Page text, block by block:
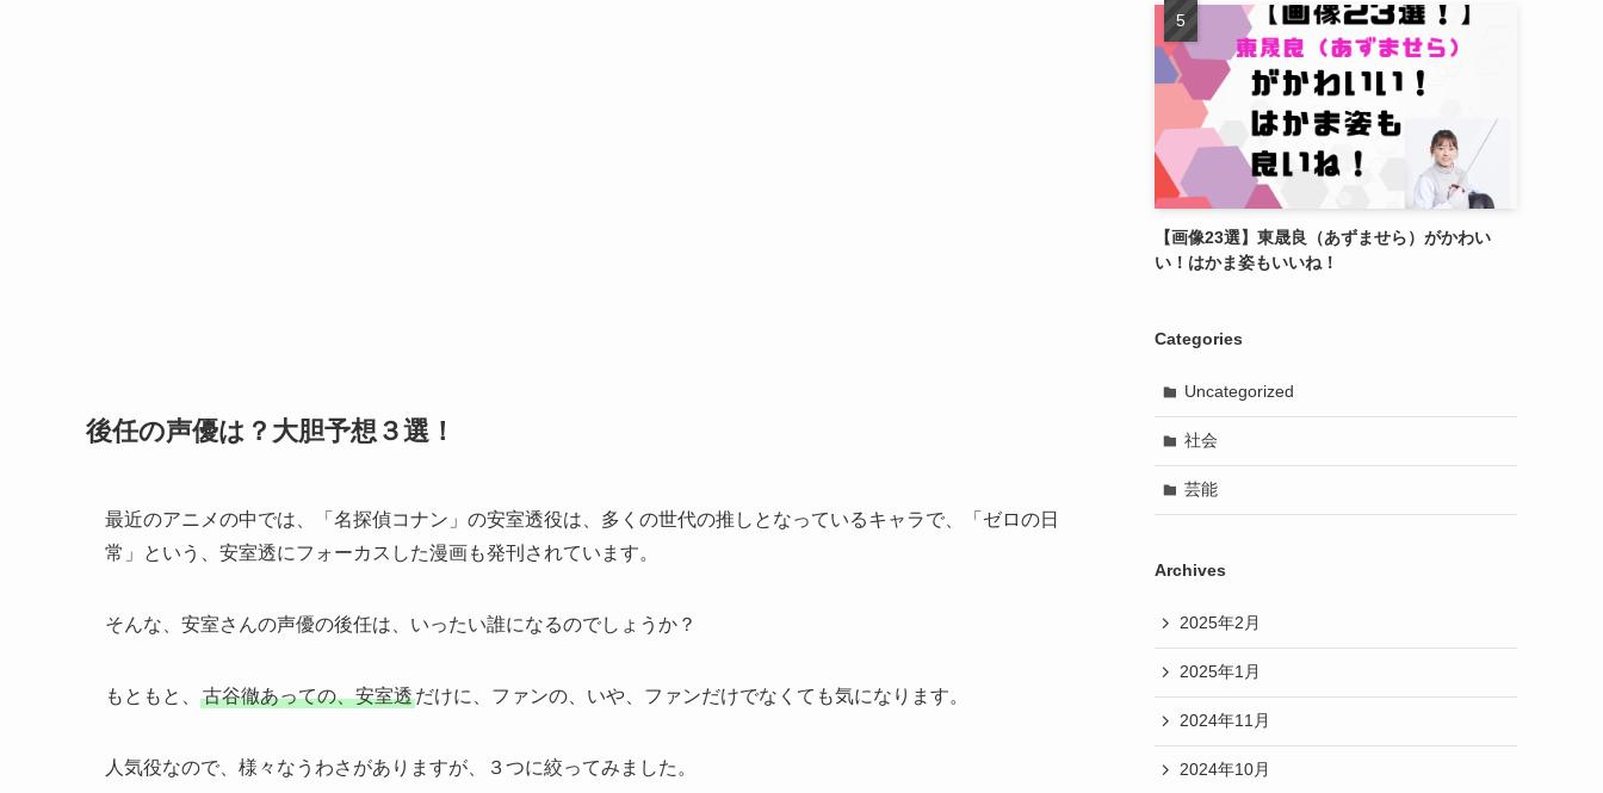
後任の声優は？大胆予想３選！
最近のアニメの中では、「名探偵コナン」の安室透役は、多くの世代の推しとなっているキャラで、「ゼロの日
常」という、安室透にフォーカスした漫画も発刊されています。
そんな、安室さんの声優の後任は、いったい誰になるのでしょうか？
もともと、 古谷徹あっての、安室透だけに、ファンの、いや、ファンだけでなくても気になります。
人気役なので、様々なうわさがありますが、３つに絞ってみました。
【画像23選】東晟良（あずませら）がかわい
い！はかま姿もいいね！
Categories
Uncategorized
社会
芸能
Archives
2025年2月
2025年1月
2024年11月
2024年10月